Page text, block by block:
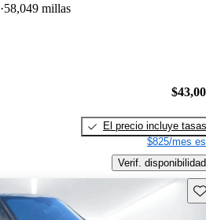
58,049 millas
El precio incluye tasas
$825/mes
Verif. disponibilidad